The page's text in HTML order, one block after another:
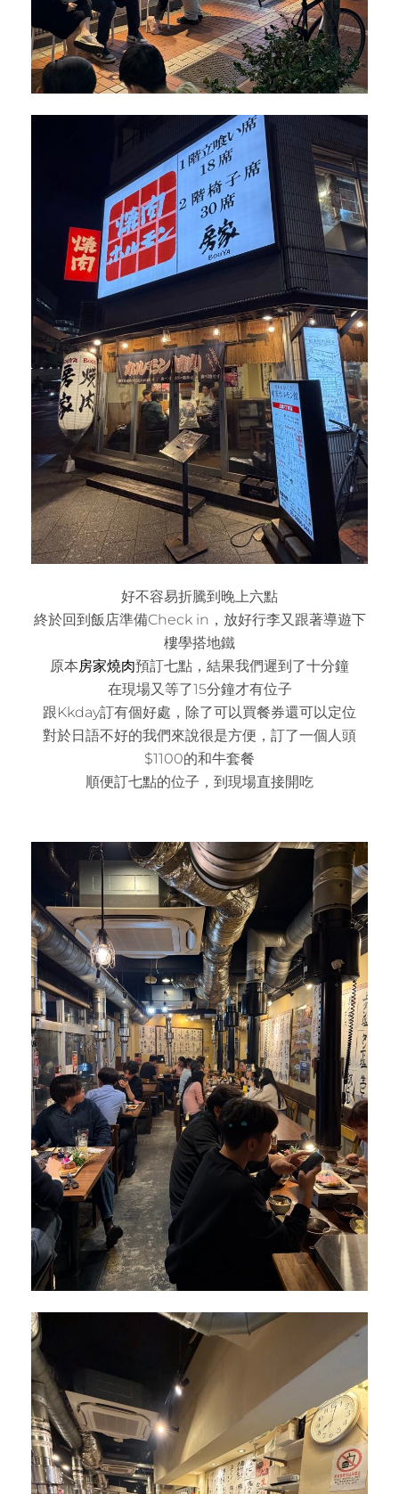
好不容易折騰到晚上六點
終於回到飯店準備Check in，放好行李又跟著導遊下
樓學搭地鐵
原本房家燒肉預訂七點，結果我們遲到了十分鐘
在現場又等了15分鐘才有位子
跟Kkday訂有個好處，除了可以買餐券還可以定位
對於日語不好的我們來說很是方便，訂了一個人頭
$1100的和牛套餐
順便訂七點的位子，到現場直接開吃